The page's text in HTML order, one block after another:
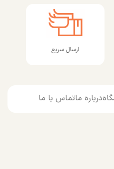
ارسال سریع
درباره ماتماس با ما